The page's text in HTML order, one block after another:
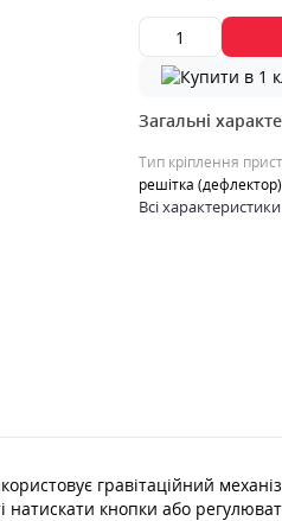
Загальні
Тип кріплення
решітка (дефлектор)
Всі характеристики
гравітаційний
натискати кнопки або